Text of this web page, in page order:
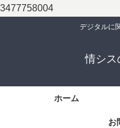
3477758004
デジタルに
情シス
ホーム
お